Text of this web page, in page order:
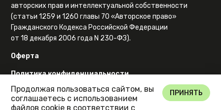
авторских прав и интеллектуальной собственности
(статьи 1259 и 1260 главы 70 «Авторское право»
Гражданского Кодекса Российской Федерации
от 18 декабря 2006 года N 230-ФЗ).
Оферта
Политика конфиденциальности
Карта сайта
Продолжая пользоваться сайтом, вы
соглашаетесь с использованием
файлов cookie в соответствии с
ПРИНЯТЬ